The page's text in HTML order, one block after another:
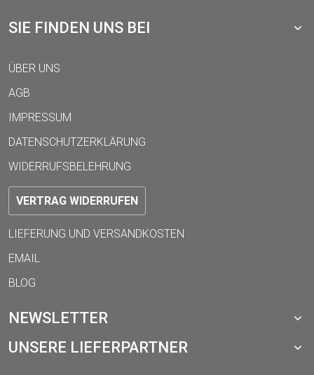
SIE FINDEN UNS BEI
ÜBER UNS
AGB
IMPRESSUM
DATENSCHUTZERKLÄRUNG
WIDERRUFSBELEHRUNG
VERTRAG WIDERRUFEN
LIEFERUNG UND VERSANDKOSTEN
EMAIL
BLOG
NEWSLETTER
UNSERE LIEFERPARTNER